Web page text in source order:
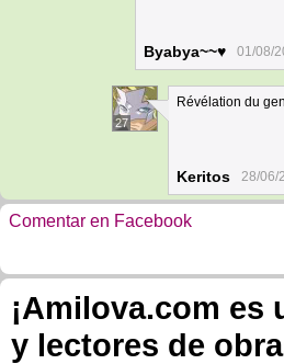
Byabya~~♥ 01/08/
27
Révélation du
Keritos 28/06/
Comentar en Facebook
¡Amilova.com
y lectores de